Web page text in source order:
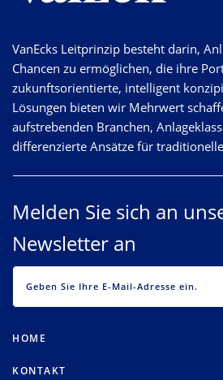
VanEcks Leitprinzip besteht darin,
Chancen zu ermöglichen, die ihre
zukunftsorientierte, intelligent
Lösungen bieten wir Mehrwert
aufstrebenden Branchen,
differenzierte Ansätze für
Melden Sie sich an
Newsletter an
HOME
KONTAKT